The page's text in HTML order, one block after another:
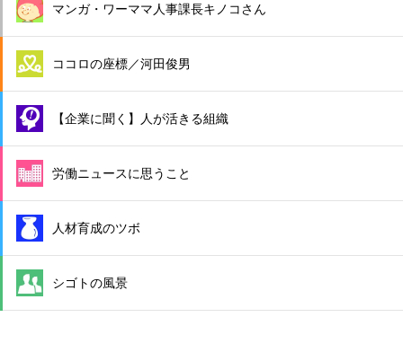
マンガ・ワーママ人事課長キノコさん
ココロの座標／河田俊男
【企業に聞く】人が活きる組織
労働ニュースに思うこと
人材育成のツボ
シゴトの風景